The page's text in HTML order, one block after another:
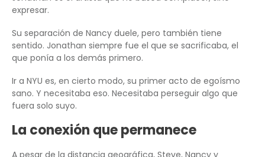
expresar.
Su separación de Nancy duele, pero también tiene
sentido. Jonathan siempre fue el que se sacrificaba, el
que ponía a los demás primero.
Ir a NYU es, en cierto modo, su primer acto de egoísmo
sano. Y necesitaba eso. Necesitaba perseguir algo que
fuera solo suyo.
La conexión que permanece
A pesar de la distancia geográfica, Steve, Nancy y